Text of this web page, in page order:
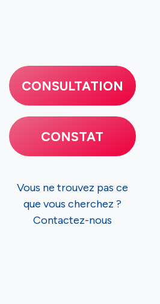
CONSULTATION
CONSTAT
Vous ne trouvez pas ce
que vous cherchez ?
Contactez-nous